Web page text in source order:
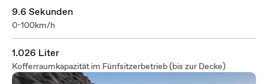
9.6 Sekunden
0-100km/h
1.026 Liter
Kofferraumkapazität im Fünfsitzerbetrieb (bis zur Decke)